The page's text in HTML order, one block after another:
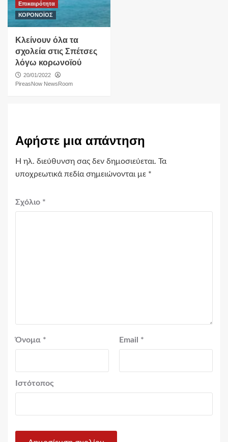
Επικαιρότητα
ΚΟΡΟΝΟΪΟΣ
Κλείνουν όλα τα
σχολεία στις Σπέτσες
λόγω κορωνοϊού
20/01/2022
PireasNow NewsRoom
Αφήστε μια απάντηση
Η ηλ. διεύθυνση σας δεν δημοσιεύεται. Τα
υποχρεωτικά πεδία σημειώνονται με *
Σχόλιο *
Όνομα * Email *
Ιστότοπος